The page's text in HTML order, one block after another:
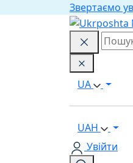
Звертаємо
UA
UAH
Увійти